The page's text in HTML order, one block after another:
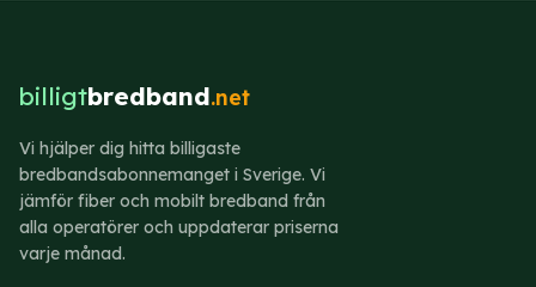
ordinarie pris framgår alltid av villkoren.
billigtbredband.net
Vi hjälper dig hitta billigaste
bredbandsabonnemanget i Sverige. Vi
jämför fiber och mobilt bredband från
alla operatörer och uppdaterar priserna
varje månad.